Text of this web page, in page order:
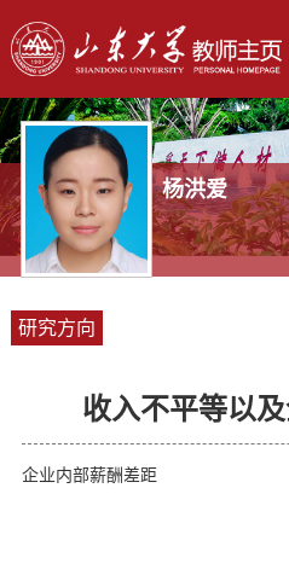
杨洪爱
研究方向
收入不平等以
企业内部薪酬差距